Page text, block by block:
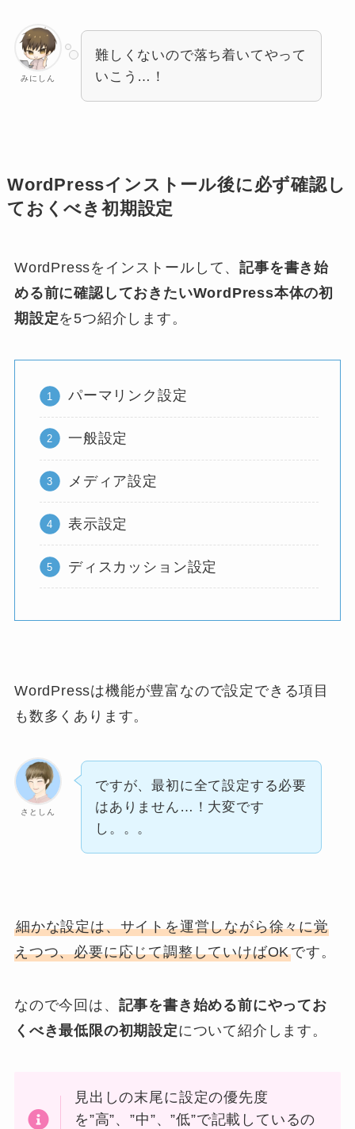
みにしん
難しくないので落ち着いてやって
いこう…！
WordPressインストール後に必ず確認し
ておくべき初期設定
WordPressをインストールして、記事を書き始
める前に確認しておきたいWordPress本体の初
期設定を5つ紹介します。
パーマリンク設定
一般設定
メディア設定
表示設定
ディスカッション設定
WordPressは機能が豊富なので設定できる項目
も数多くあります。
さとしん
ですが、最初に全て設定する必要
はありません…！大変です
し。。。
細かな設定は、サイトを運営しながら徐々に覚
えつつ、必要に応じて調整していけばOKです。
なので今回は、 記事を書き始める前にやってお
くべき最低限の初期設定について紹介します。
見出しの末尾に設定の優先度
を”高”、”中”、”低”で記載しているの